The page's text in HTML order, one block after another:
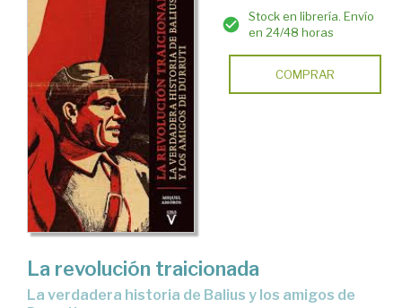
Stock en librería. Envío
en 24/48 horas
COMPRAR
La revolución traicionada
La verdadera historia de Balius y los amigos de